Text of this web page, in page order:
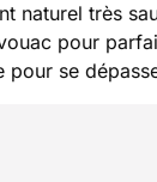
naturel très
pour
pour se